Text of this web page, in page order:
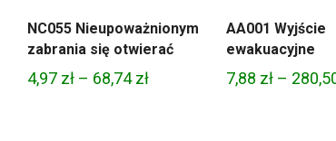
NC055 Nieupoważnionym
zabrania się otwierać
4,97 zł – 68,74złZakres
AA001 Wyjście
ewakuacyjne
7,88 zł –